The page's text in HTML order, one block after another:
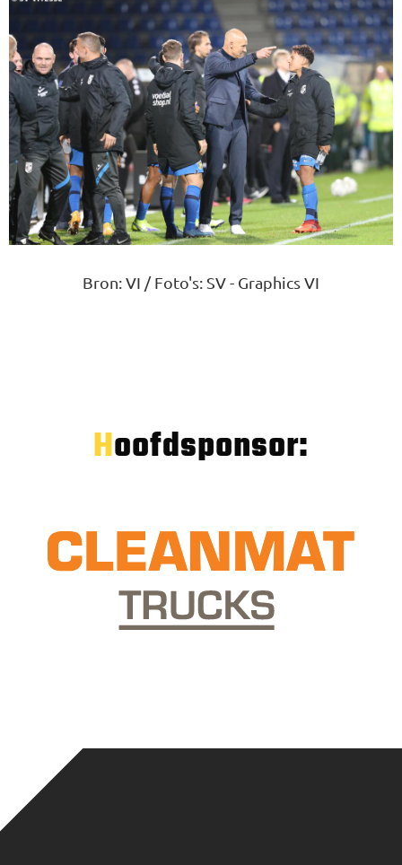
Bron: VI / Foto's: SV - Graphics VI
Hoofdsponsor: